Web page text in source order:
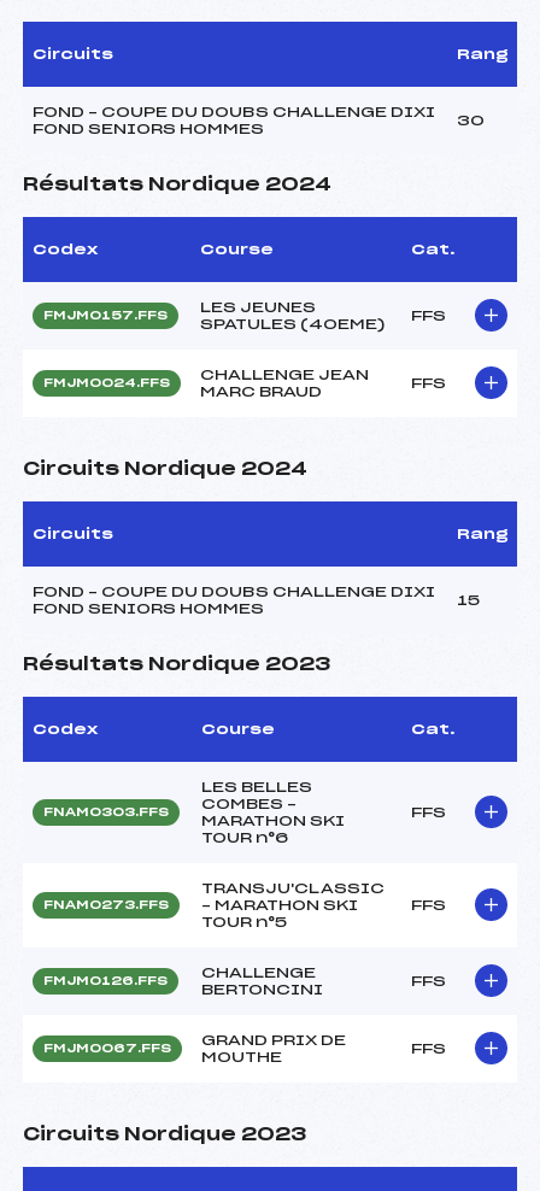
Circuits Rang
FOND – COUPE DU DOUBS CHALLENGE DIXI
FOND SENIORS HOMMES
30
Résultats Nordique 2024
Codex Course Cat.
FMJM0157.FFS
LES JEUNES
SPATULES (40EME)
FFS
FMJM0024.FFS
CHALLENGE JEAN
MARC BRAUD
FFS
Circuits Nordique 2024
Circuits Rang
FOND – COUPE DU DOUBS CHALLENGE DIXI
FOND SENIORS HOMMES
15
Résultats Nordique 2023
Codex Course Cat.
FNAM0303.FFS
LES BELLES
COMBES –
MARATHON SKI
TOUR n°6
FFS
FNAM0273.FFS
TRANSJU'CLASSIC
– MARATHON SKI
TOUR n°5
FFS
FMJM0126.FFS
CHALLENGE
BERTONCINI
FFS
FMJM0067.FFS
GRAND PRIX DE
MOUTHE
FFS
Circuits Nordique 2023